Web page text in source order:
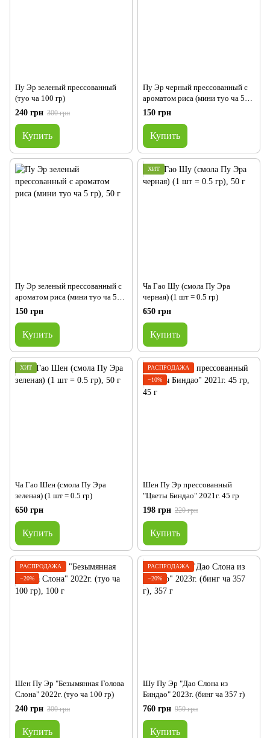
Пу Эр зеленый прессованный
(туо ча 100 гр)
240 грн 300 грн
Купить
Пу Эр черный прессованный с
ароматом риса (мини туо ча 5
гр)
150 грн
Купить
Пу Эр зеленый прессованный с
ароматом риса (мини туо ча 5
гр)
150 грн
Купить
ХИТ
Ча Гао Шу (смола Пу Эра
черная) (1 шт = 0.5 гр)
650 грн
Купить
ХИТ
Ча Гао Шен (смола Пу Эра
зеленая) (1 шт = 0.5 гр)
650 грн
Купить
РАСПРОДАЖА
−10%
Шен Пу Эр прессованный
"Цветы Биндао" 2021г. 45 гр
198 грн 220 грн
Купить
РАСПРОДАЖА
−20%
Шен Пу Эр "Безымянная Голова
Слона" 2022г. (туо ча 100 гр)
240 грн 300 грн
Купить
РАСПРОДАЖА
−20%
Шу Пу Эр "Дао Слона из
Биндао" 2023г. (бинг ча 357 г)
760 грн 950 грн
Купить